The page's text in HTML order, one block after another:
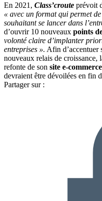
En 2021, Class’croute prévoit
« avec un format qui permet
souhaitant se lancer dans
d’ouvrir 10 nouveaux points
volonté claire d’implanter
entreprises ». Afin d’accentuer
nouveaux relais de croissance,
refonte de son site e-commerce
devraient être dévoilées en fin
Partager sur :